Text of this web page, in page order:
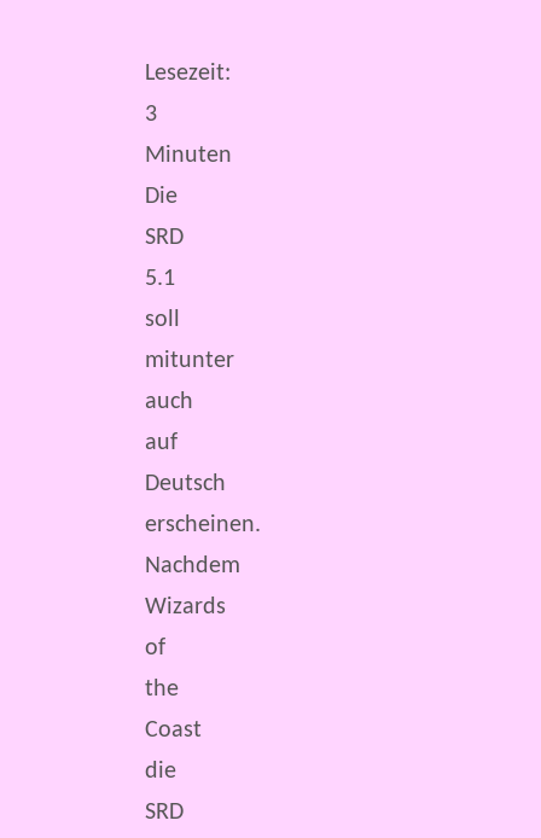
Lesezeit:
3
Minuten
Die
SRD
5.1
soll
mitunter
auch
auf
Deutsch
erscheinen.
Nachdem
Wizards
of
the
Coast
die
SRD